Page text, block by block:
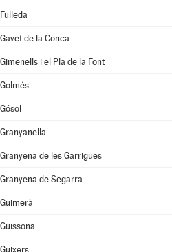
Fulleda
Gavet de la Conca
Gimenells i el Pla de la Font
Golmés
Gósol
Granyanella
Granyena de les Garrigues
Granyena de Segarra
Guimerà
Guissona
Guixers